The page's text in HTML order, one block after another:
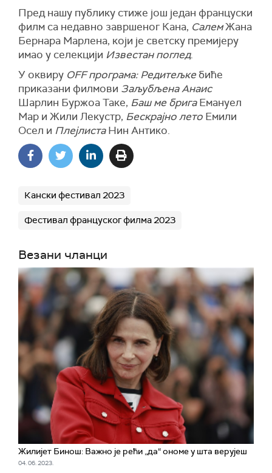
Пред нашу публику стиже још један француски
филм са недавно завршеног Кана, СалемЖана
Бернара Марлена, који је светску премијеру
имао у селекцији Известан поглед.
У оквиру OFF програма: Редитељкебиће
приказани филмови Заљубљена Анаис
Шарлин Буржоа Таке, Баш ме бригаЕмануел
Мар и Жили Лекустр, Бескрајно лето Емили
Осел и ПлејлистаНин Антико.
Кански фестивал 2023
Фестивал француског филма 2023
Везани чланци
Жилијет Бинош: Важно је рећи „да“ ономе у шта верујеш
04. 06. 2023.